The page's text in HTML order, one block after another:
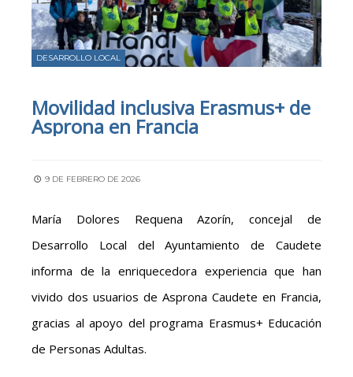
DESARROLLO LOCAL
Movilidad inclusiva Erasmus+ de
Asprona en Francia
9 DE FEBRERO DE 2026
María Dolores Requena Azorín, concejal de
Desarrollo Local del Ayuntamiento de Caudete
informa de la enriquecedora experiencia que han
vivido dos usuarios de Asprona Caudete en Francia,
gracias al apoyo del programa Erasmus+ Educación
de Personas Adultas.